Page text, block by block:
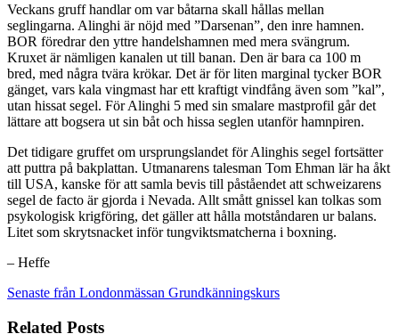
Veckans gruff handlar om var båtarna skall hållas mellan
seglingarna. Alinghi är nöjd med ”Darsenan”, den inre hamnen.
BOR föredrar den yttre handelshamnen med mera svängrum.
Kruxet är nämligen kanalen ut till banan. Den är bara ca 100 m
bred, med några tvära krökar. Det är för liten marginal tycker BOR
gänget, vars kala vingmast har ett kraftigt vindfång även som ”kal”,
utan hissat segel. För Alinghi 5 med sin smalare mastprofil går det
lättare att bogsera ut sin båt och hissa seglen utanför hamnpiren.
Det tidigare gruffet om ursprungslandet för Alinghis segel fortsätter
att puttra på bakplattan. Utmanarens talesman Tom Ehman lär ha åkt
till USA, kanske för att samla bevis till påståendet att schweizarens
segel de facto är gjorda i Nevada. Allt smått gnissel kan tolkas som
psykologisk krigföring, det gäller att hålla motståndaren ur balans.
Litet som skrytsnacket inför tungviktsmatcherna i boxning.
– Heffe
Senaste från Londonmässan Grundkänningskurs
Related Posts